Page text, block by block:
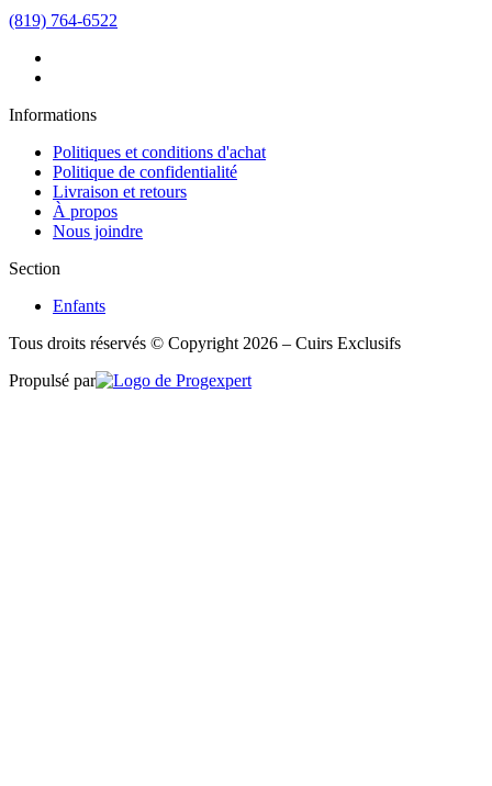
(819) 764-6522
Informations
Politiques et conditions d'achat
Politique de confidentialité
Livraison et retours
À propos
Nous joindre
Section
Enfants
Tous droits réservés © Copyright 2026 – Cuirs Exclusifs
Propulsé par